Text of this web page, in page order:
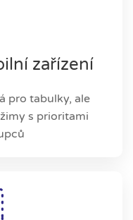
zařízení
pro tabulky, ale
s prioritami